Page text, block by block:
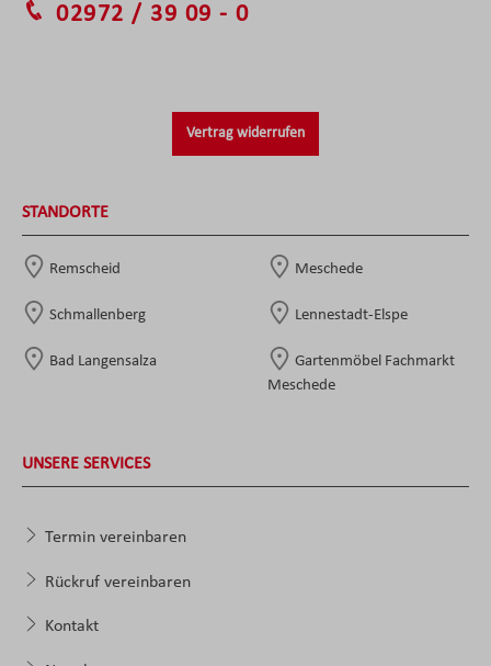
02972 / 39 09 - 0
Vertrag widerrufen
STANDORTE
Remscheid Meschede
Schmallenberg Lennestadt-Elspe
Bad Langensalza
Gartenmöbel Fachmarkt
Meschede
UNSERE SERVICES
Termin vereinbaren
Rückruf vereinbaren
Kontakt